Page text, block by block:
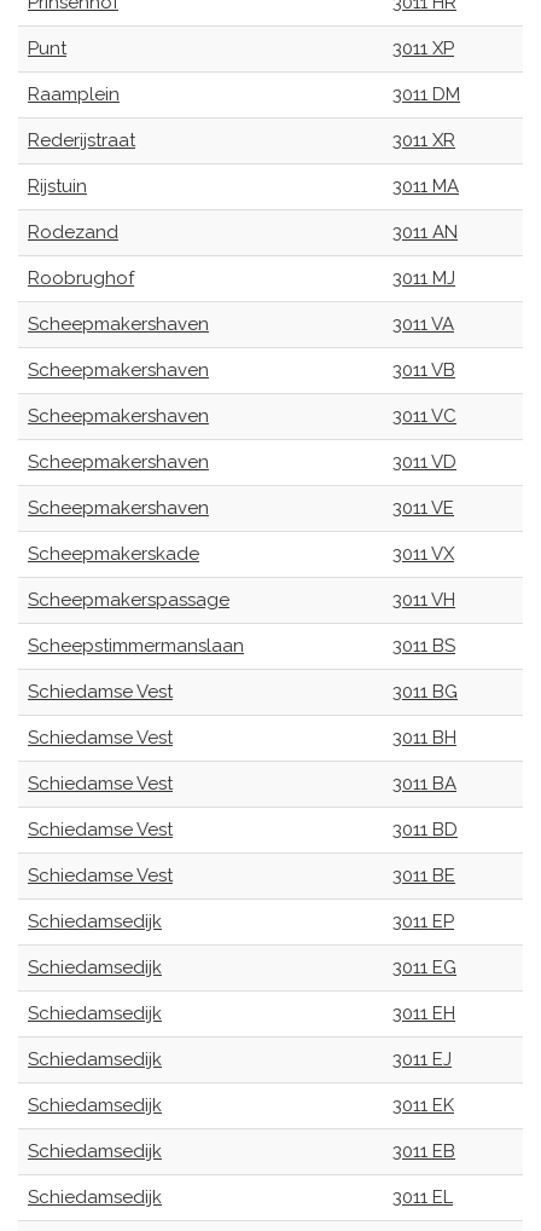
Punt 3011 XP
Raamplein 3011 DM
Rederijstraat 3011 XR
Rijstuin 3011 MA
Rodezand 3011 AN
Roobrughof 3011 MJ
Scheepmakershaven 3011 VA
Scheepmakershaven 3011 VB
Scheepmakershaven 3011 VC
Scheepmakershaven 3011 VD
Scheepmakershaven 3011 VE
Scheepmakerskade 3011 VX
Scheepmakerspassage 3011 VH
Scheepstimmermanslaan 3011 BS
Schiedamse Vest 3011 BG
Schiedamse Vest 3011 BH
Schiedamse Vest 3011 BA
Schiedamse Vest 3011 BD
Schiedamse Vest 3011 BE
Schiedamsedijk 3011 EP
Schiedamsedijk 3011 EG
Schiedamsedijk 3011 EH
Schiedamsedijk 3011 EJ
Schiedamsedijk 3011 EK
Schiedamsedijk 3011 EB
Schiedamsedijk 3011 EL